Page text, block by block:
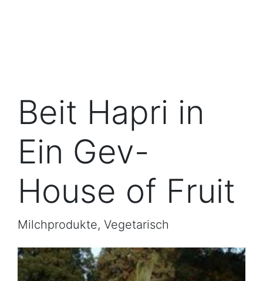
Beit Hapri in
Ein Gev-
House of Fruit
Milchprodukte, Vegetarisch